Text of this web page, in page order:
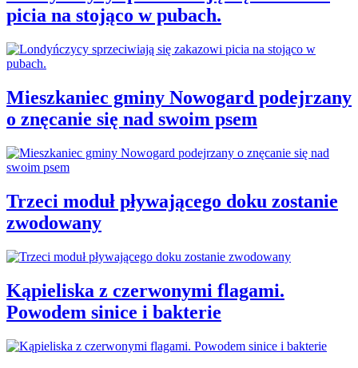
picia na stojąco w pubach.
Mieszkaniec gminy Nowogard podejrzany
o znęcanie się nad swoim psem
Trzeci moduł pływającego doku zostanie
zwodowany
Kąpieliska z czerwonymi flagami.
Powodem sinice i bakterie